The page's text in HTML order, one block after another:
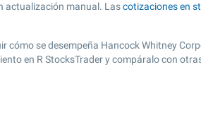
actualización manual. Lascotizaciones en
se desempeña Hancock Whitney
en R StocksTrader y compáralo con